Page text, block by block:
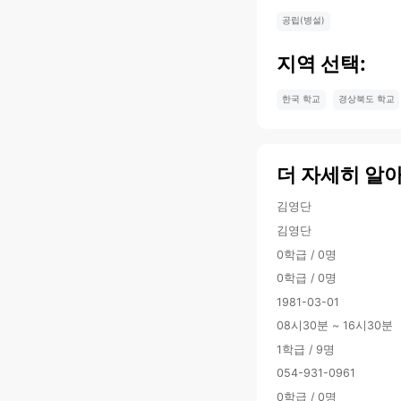
공립(병설)
지역 선택:
한국 학교 경상북도 학교
더 자세히 알
김영단
김영단
0학급 / 0명
0학급 / 0명
1981-03-01
08시30분 ~ 16시30분
1학급 / 9명
054-931-0961
0학급 / 0명